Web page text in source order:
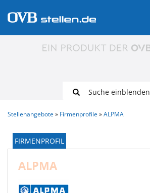
Suche einblenden
Stellenangebote Firmenprofile ALPMA
FIRMENPROFIL
ALPMA